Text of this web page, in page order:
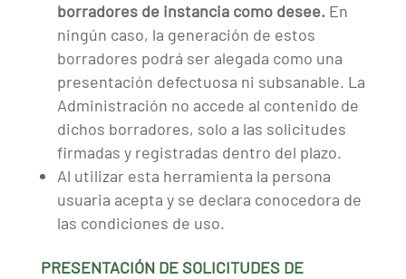
borradores de instancia como desee. En
ningún caso, la generación de estos
borradores podrá ser alegada como una
presentación defectuosa ni subsanable. La
Administración no accede al contenido de
dichos borradores, solo a las solicitudes
firmadas y registradas dentro del plazo.
Al utilizar esta herramienta la persona
usuaria acepta y se declara conocedora de
las condiciones de uso.
PRESENTACIÓN DE SOLICITUDES DE